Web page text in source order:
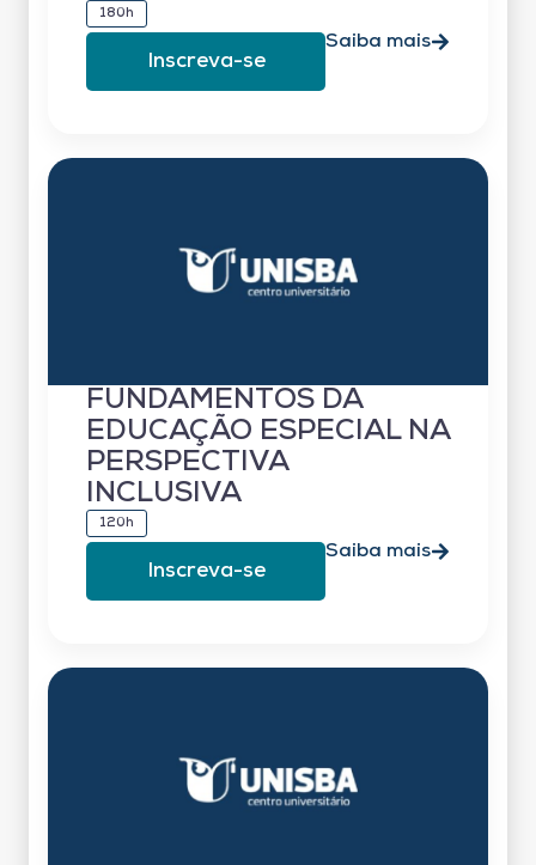
180h
Inscreva-se
Saiba mais
FUNDAMENTOS DA
EDUCAÇÃO ESPECIAL NA
PERSPECTIVA
INCLUSIVA
120h
Inscreva-se
Saiba mais